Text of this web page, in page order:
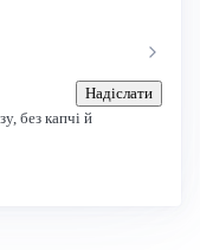
Надіслати
без капчі й